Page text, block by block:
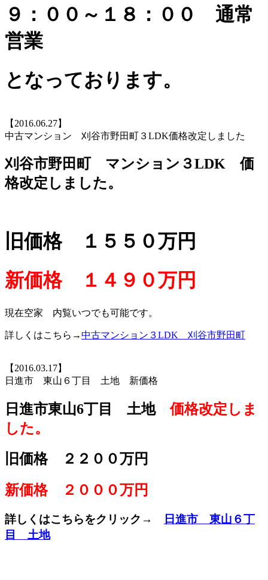
９：００～１８：００ 通常
営業
となっております。
【2016.06.27】
中古マンション 刈谷市野田町３LDK価格改定しました
刈谷市野田町 マンション３LDK 価
格改定しました。
旧価格 １５５０万円
新価格 １４９０万円
現在空家 内覧いつでも可能です。
詳しくはこちら→中古マンション３LDK 刈谷市野田町
【2016.03.17】
日進市 東山６丁目 土地 新価格
日進市東山6丁目 土地価格改定しま
した。
旧価格 ２２００万円
新価格 ２０００万円
詳しくはこちらをクリック→
日進市 東山６丁
目 土地